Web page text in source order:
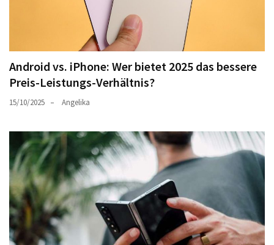
Android vs. iPhone: Wer bietet 2025 das bessere
Preis-Leistungs-Verhältnis?
15/10/2025 Angelika